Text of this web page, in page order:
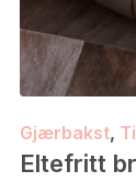
Gjærbakst,
Eltefritt